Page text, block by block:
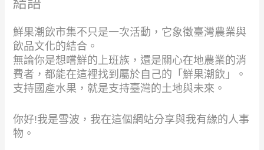
鮮果潮飲市集不只是一次活動，它象徵臺灣農業與
飲品文化的結合。
無論你是想嚐鮮的上班族，還是關心在地農業的消
費者，都能在這裡找到屬於自己的「鮮果潮飲」。
支持國產水果，就是支持臺灣的土地與未來。
你好!我是雪波，我在這個網站分享與我有緣的人事
物。